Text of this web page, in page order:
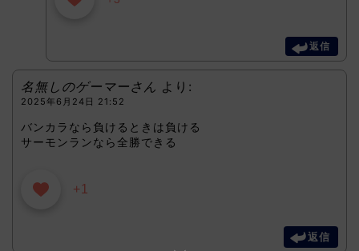
返信
名無しのゲーマーさん より:
2025年6月24日 21:52
バンカラなら負けるときは負ける
サーモンランなら全勝できる
+1
返信